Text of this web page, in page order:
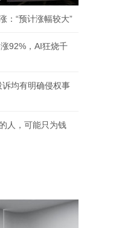
：“预计涨幅较大”
92%，AI狂烧千
均有明确侵权事
人，可能只为钱